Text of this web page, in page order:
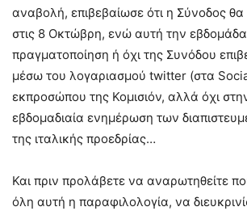
αναβολή, επιβεβαίωσε ότι η Σύνοδος θα
στις 8 Οκτώβρη, ενώ αυτή την
πραγματοποίηση ή όχι της Συνόδου
μέσω του λογαριασμού twitter (στα
εκπροσώπου της Κομισιόν, αλλά όχι
εβδομαδιαία ενημέρωση των
της ιταλικής προεδρίας…
Και πριν προλάβετε να αναρωτηθείτε
όλη αυτή η παραφιλολογία, να